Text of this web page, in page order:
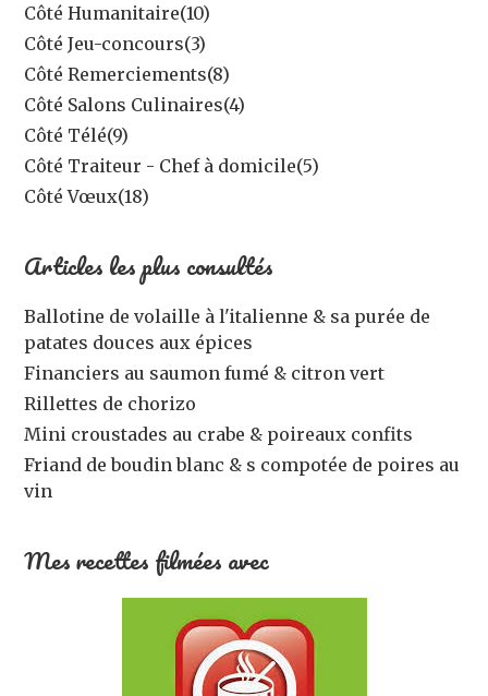
Côté Humanitaire(10)
Côté Jeu-concours(3)
Côté Remerciements(8)
Côté Salons Culinaires(4)
Côté Télé(9)
Côté Traiteur - Chef à domicile(5)
Côté Vœux(18)
Articles les plus consultés
Ballotine de volaille à l'italienne & sa purée de
patates douces aux épices
Financiers au saumon fumé & citron vert
Rillettes de chorizo
Mini croustades au crabe & poireaux confits
Friand de boudin blanc & s compotée de poires au
vin
Mes recettes filmées avec